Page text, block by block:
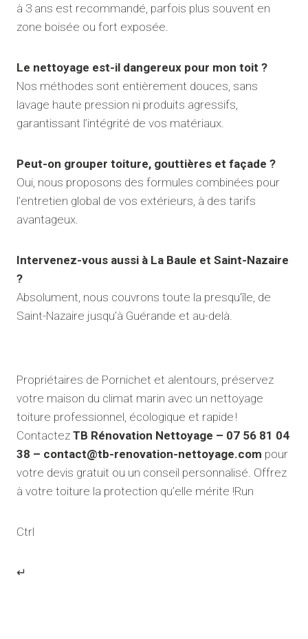
à 3 ans est recommandé, parfois plus souvent en
zone boisée ou fort exposée.
Le nettoyage est-il dangereux pour mon toit ?
Nos méthodes sont entièrement douces, sans
lavage haute pression ni produits agressifs,
garantissant l’intégrité de vos matériaux.
Peut-on grouper toiture, gouttières et façade ?
Oui, nous proposons des formules combinées pour
l’entretien global de vos extérieurs, à des tarifs
avantageux.
Intervenez-vous aussi à La Baule et Saint-Nazaire
?
Absolument, nous couvrons toute la presqu’île, de
Saint-Nazaire jusqu’à Guérande et au-delà.
Propriétaires de Pornichet et alentours, préservez
votre maison du climat marin avec un nettoyage
toiture professionnel, écologique et rapide !
Contactez TB Rénovation Nettoyage – 07 56 81 04
38 – contact@tb-renovation-nettoyage.com pour
votre devis gratuit ou un conseil personnalisé. Offrez
à votre toiture la protection qu’elle mérite !Run
Ctrl
↵